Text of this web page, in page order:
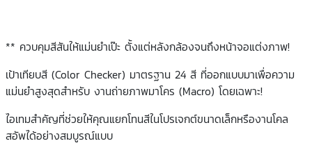
** ควบคุมสีสันให้แม่นยำเป๊ะ ตั้งแต่หลังกล้องจนถึงหน้าจอแต่งภาพ!
เป้าเทียบสี (Color Checker) มาตรฐาน 24 สี ที่ออกแบบมาเพื่อความ
แม่นยำสูงสุดสำหรับ งานถ่ายภาพมาโคร (Macro) โดยเฉพาะ!
ไอเทมสำคัญที่ช่วยให้คุณแยกโทนสีในโปรเจกต์ขนาดเล็กหรืองานโคล
สอัพได้อย่างสมบูรณ์แบบ